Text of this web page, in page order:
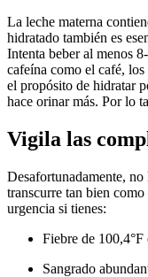
La leche materna
hidratado también es
Intenta beber al menos
cafeína como el café, los
el propósito de hidratar
hace orinar más. Por lo
Vigila las
Desafortunadamente,
transcurre tan bien como
urgencia si tienes:
Fiebre de 100,4°F
Sangrado